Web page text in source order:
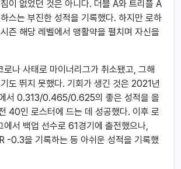
이 없었던 것은 아니다. 더블 A와 트리플 A
스는 부진한 성적을 기록했다. 하지만 로하
즌 해당 레벨에서 맹활약을 펼치며 자신을
나 사태로 마이너리그가 취소됐고, 그해
도 뛰지 못했다. 기회가 생긴 것은 2021년
서 0.313/0.465/0.625의 좋은 성적을 올
40인 로스터에 드는 데 성공했다. 이후 로
에서 백업 선수로 61경기에 출전했으나,
-0.3을 기록하는 등 아쉬운 성적을 기록했